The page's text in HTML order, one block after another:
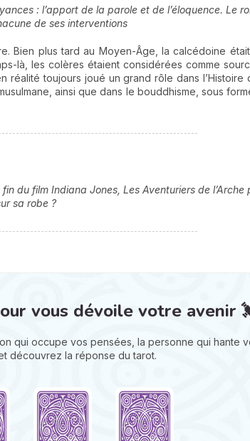
: l’apport de la parole et de l’éloquence. Le
de ses interventions
Bien plus tard au Moyen-Âge, la calcédoine
là, les colères étaient considérées comme
toujours joué un grand rôle dans l’Histoire
ainsi que dans le bouddhisme, sous
du film Indiana Jones, Les Aventuriers de l’Arche
sa robe ?
vous dévoile votre avenir
qui occupe vos pensées, la personne qui hante
découvrez la réponse du tarot.